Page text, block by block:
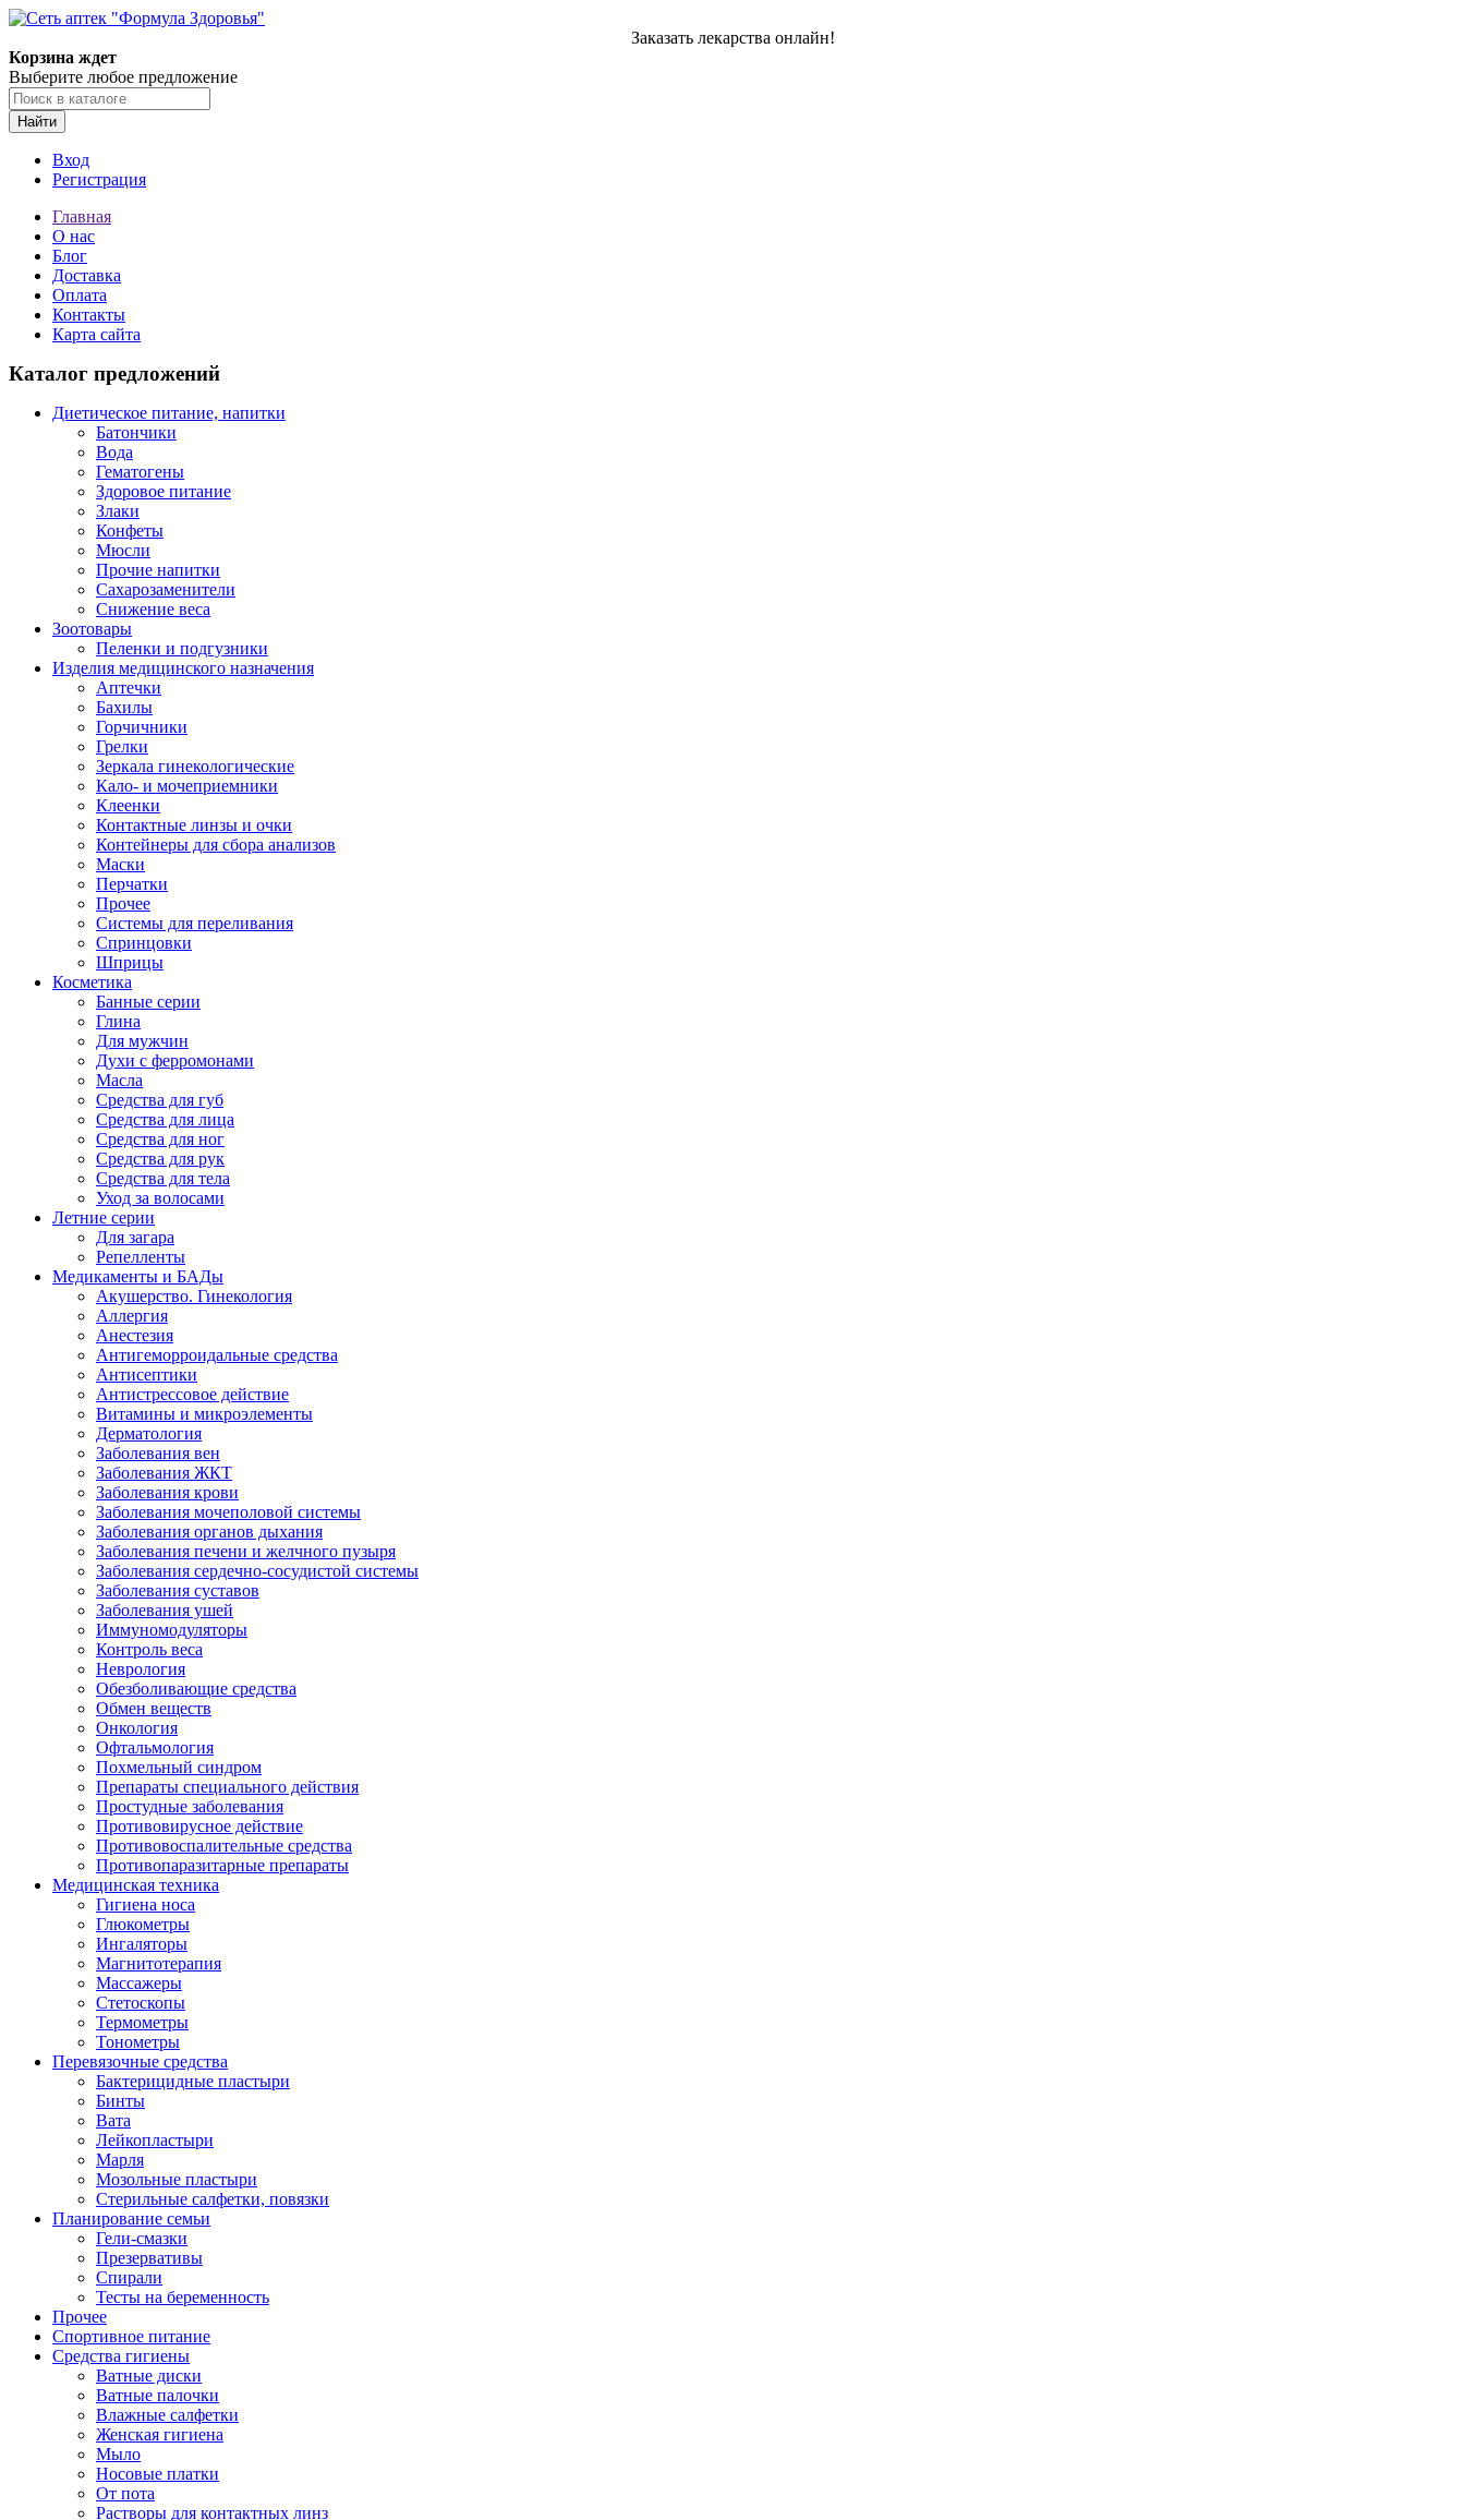
Заказать лекарства онлайн!
Корзина ждет
Выберите любое предложение
Найти
Вход
Регистрация
Главная
О нас
Блог
Доставка
Оплата
Контакты
Карта сайта
Каталог предложений
Диетическое питание, напитки
Батончики
Вода
Гематогены
Здоровое питание
Злаки
Конфеты
Мюсли
Прочие напитки
Сахарозаменители
Снижение веса
Зоотовары
Пеленки и подгузники
Изделия медицинского назначения
Аптечки
Бахилы
Горчичники
Грелки
Зеркала гинекологические
Кало- и мочеприемники
Клеенки
Контактные линзы и очки
Контейнеры для сбора анализов
Маски
Перчатки
Прочее
Системы для переливания
Спринцовки
Шприцы
Косметика
Банные серии
Глина
Для мужчин
Духи с ферромонами
Масла
Средства для губ
Средства для лица
Средства для ног
Средства для рук
Средства для тела
Уход за волосами
Летние серии
Для загара
Репелленты
Медикаменты и БАДы
Акушерство. Гинекология
Аллергия
Анестезия
Антигеморроидальные средства
Антисептики
Антистрессовое действие
Витамины и микроэлементы
Дерматология
Заболевания вен
Заболевания ЖКТ
Заболевания крови
Заболевания мочеполовой системы
Заболевания органов дыхания
Заболевания печени и желчного пузыря
Заболевания сердечно-сосудистой системы
Заболевания суставов
Заболевания ушей
Иммуномодуляторы
Контроль веса
Неврология
Обезболивающие средства
Обмен веществ
Онкология
Офтальмология
Похмельный синдром
Препараты специального действия
Простудные заболевания
Противовирусное действие
Противовоспалительные средства
Противопаразитарные препараты
Медицинская техника
Гигиена носа
Глюкометры
Ингаляторы
Магнитотерапия
Массажеры
Стетоскопы
Термометры
Тонометры
Перевязочные средства
Бактерицидные пластыри
Бинты
Вата
Лейкопластыри
Марля
Мозольные пластыри
Стерильные салфетки, повязки
Планирование семьи
Гели-смазки
Презервативы
Спирали
Тесты на беременность
Прочее
Спортивное питание
Средства гигиены
Ватные диски
Ватные палочки
Влажные салфетки
Женская гигиена
Мыло
Носовые платки
От пота
Растворы для контактных линз